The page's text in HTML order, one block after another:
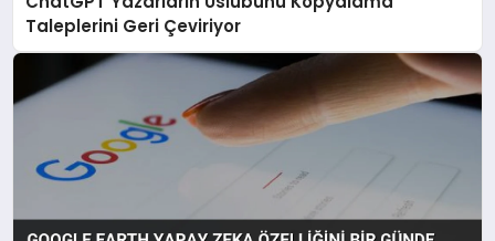
Taleplerini Geri Çeviriyor